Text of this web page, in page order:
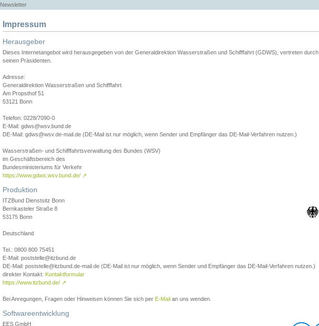
Newsletter
Impressum
Herausgeber
Dieses Internetangebot wird herausgegeben von der Generaldirektion Wasserstraßen und Schifffahrt (GDWS), vertreten durch
seinen Präsidenten.
Adresse:
Generaldirektion Wasserstraßen und Schifffahrt
Am Propsthof 51
53121 Bonn
Telefon: 0228/7090-0
E-Mail: gdws@wsv.bund.de
DE-Mail: gdws@wsv.de-mail.de (DE-Mail ist nur möglich, wenn Sender und Empfänger das DE-Mail-Verfahren nutzen.)
Wasserstraßen- und Schifffahrtsverwaltung des Bundes (WSV)
im Geschäftsbereich des
Bundesministeriums für Verkehr
https://www.gdws.wsv.bund.de/ ↗
Produktion
ITZBund Dienstsitz Bonn
Bernkasteler Straße 8
53175 Bonn
Deutschland
Tel.: 0800 800 75451
E-Mail: poststelle@itzbund.de
DE-Mail: poststelle@itzbund.de-mail.de (DE-Mail ist nur möglich, wenn Sender und Empfänger das DE-Mail-Verfahren nutzen.)
direkter Kontakt: Kontaktformular
https://www.itzbund.de/ ↗
Bei Anregungen, Fragen oder Hinweisen können Sie sich per E-Mail an uns wenden.
Softwareentwicklung
EES GmbH